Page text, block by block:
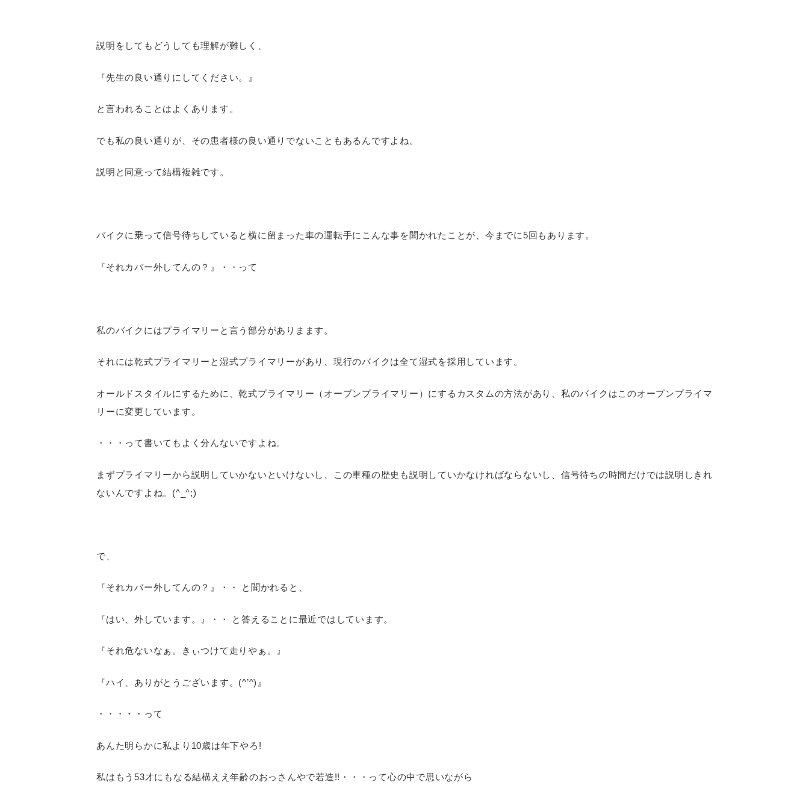
説明をしてもどうしても理解が難しく、
『先生の良い通りにしてください。』
と言われることはよくあります。
でも私の良い通りが、その患者様の良い通りでないこともあるんですよね。
説明と同意って結構複雑です。
バイクに乗って信号待ちしていると横に留まった車の運転手にこんな事を聞かれたことが、今までに5回もあります。
『それカバー外してんの？』・・って
私のバイクにはプライマリーと言う部分がありまます。
それには乾式プライマリーと湿式プライマリーがあり、現行のバイクは全て湿式を採用しています。
オールドスタイルにするために、乾式プライマリー（オープンプライマリー）にするカスタムの方法があり、私のバイクはこのオープンプライマ
リーに変更しています。
・・・って書いてもよく分んないですよね。
まずプライマリーから説明していかないといけないし、この車種の歴史も説明していかなければならないし、信号待ちの時間だけでは説明しきれ
ないんですよね。(^_^;)
で、
『それカバー外してんの？』・・ と聞かれると、
『はい、外しています。』・・ と答えることに最近ではしています。
『それ危ないなぁ。きぃつけて走りやぁ。』
『ハイ、ありがとうございます。(^’^)』
・・・・・って
あんた明らかに私より10歳は年下やろ!
私はもう53才にもなる結構ええ年齢のおっさんやで若造!!・・・って心の中で思いながら